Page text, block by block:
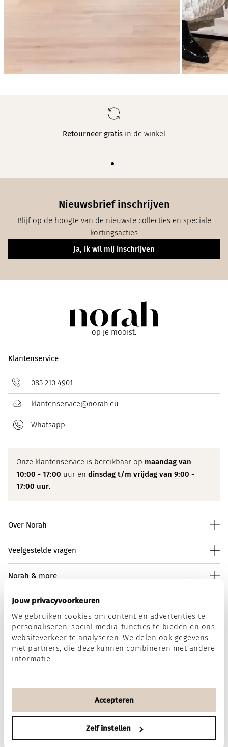
Jouw privacyvoorkeuren
We gebruiken cookies om content en advertenties te
personaliseren, social media-functies te bieden en ons
websiteverkeer te analyseren. We delen ook gegevens
met partners, die deze kunnen combineren met andere
informatie.
Accepteren
Zelf instellen
Retourneer gratis in de winkel
Nieuwsbrief inschrijven
Blijf op de hoogte van de nieuwste collecties en speciale
kortingsacties
Ja, ik wil mij inschrijven
op je mooist.
Klantenservice
085 210 4901
klantenservice@norah.eu
Whatsapp
Onze klantenservice is bereikbaar op maandag van
10:00 - 17:00 uur en dinsdag t/m vrijdag van 9:00 -
17:00 uur.
Over Norah
Veelgestelde vragen
Norah & more
Norah op social media
DisclaimerPrivacy & Cookies